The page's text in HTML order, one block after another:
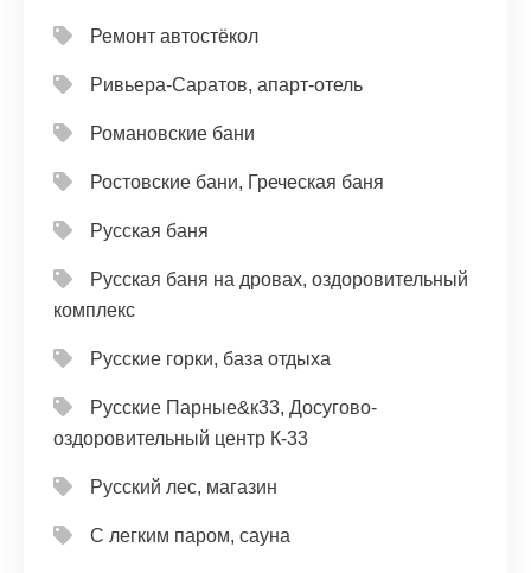
Ремонт автостёкол
Ривьера-Саратов, апарт-отель
Романовские бани
Ростовские бани, Греческая баня
Русская баня
Русская баня на дровах, оздоровительный
комплекс
Русские горки, база отдыха
Русские Парные&к33, Досугово-
оздоровительный центр К-33
Русский лес, магазин
С легким паром, сауна